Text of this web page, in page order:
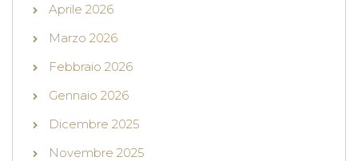
Aprile 2026
Marzo 2026
Febbraio 2026
Gennaio 2026
Dicembre 2025
Novembre 2025